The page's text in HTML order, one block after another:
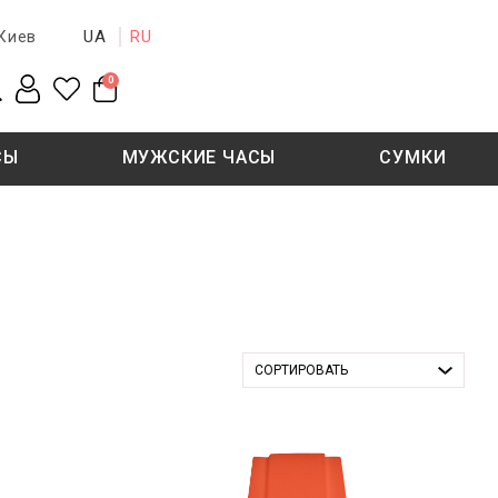
Киев UA RU
0
МУЖСКИЕ ЧАСЫ СУМКИ
СОРТИРОВАТЬ